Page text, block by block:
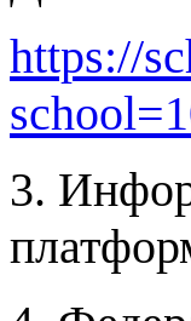
https://
3.